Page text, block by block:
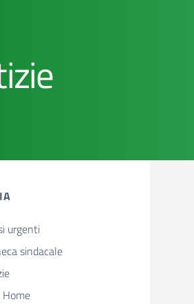
urgenti
sindacale
Home